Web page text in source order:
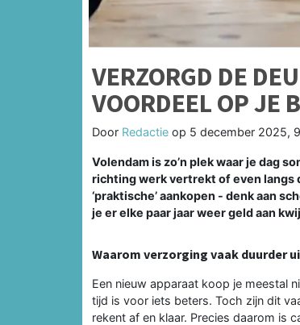
VERZORGD DE
VOORDEEL OP JE
Door Redactie op 5 december 2025,
Volendam is zo’n plek waar je dag
richting werk vertrekt of even langs
‘praktische’ aankopen - denk aan
je er elke paar jaar weer geld aan
Waarom verzorging vaak duurder
Een nieuw apparaat koop je meestal
tijd is voor iets beters. Toch zijn dit
rekent af en klaar. Precies daarom is